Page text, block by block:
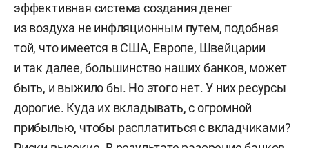
эффективная система создания денег
из воздуха не инфляционным путем, подобная
той, что имеется в США, Европе, Швейцарии
и так далее, большинство наших банков, может
быть, и выжило бы. Но этого нет. У них ресурсы
дорогие. Куда их вкладывать, с огромной
прибылью, чтобы расплатиться с вкладчиками?